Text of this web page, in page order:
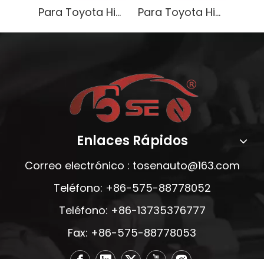
Para Toyota Hiace 3L Caja de cambios de transmisión OEM 33030-OW641 Para Toyota Hiace 3L Caja de cambios de transmisión OEM 33030-OW641
Enlaces Rápidos
Correo electrónico : tosenauto@163.com
Teléfono: +86-575-88778052
Teléfono: +86-13735376777
Fax: +86-575-88778053